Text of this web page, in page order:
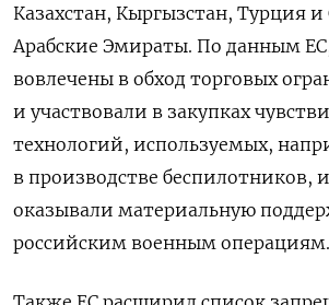
Казахстан, Кыргызстан, Турция
Арабские Эмираты. По данным
вовлечены в обход торговых
и участвовали в закупках
технологий, используемых,
в производстве беспилотников,
оказывали материальную
российским военным операциям.